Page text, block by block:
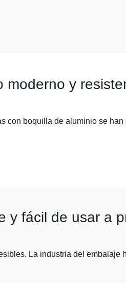
y
con boquilla de aluminio se
y fácil de usar a
La industria del